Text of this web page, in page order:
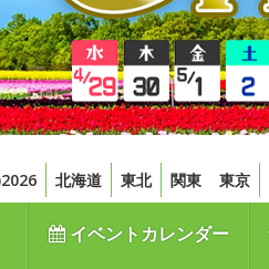
北海道 東北 関東 東京
イベントカレンダー